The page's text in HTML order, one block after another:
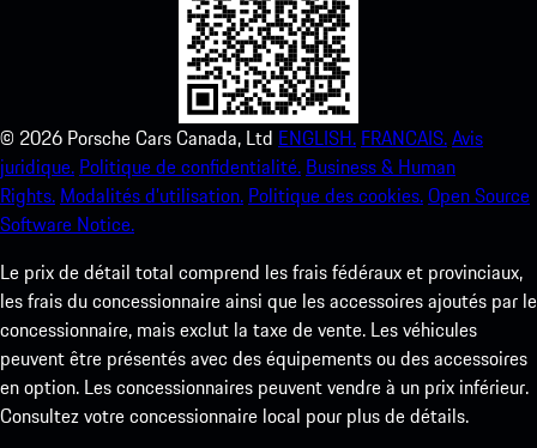
© 2026 Porsche Cars Canada, Ltd ENGLISH. FRANCAIS.Avis
juridique. Politique de confidentialité. Business & Human
Rights. Modalités d’utilisation. Politique des cookies.Open Source
Software Notice.
Le prix de détail total comprend les frais fédéraux et provinciaux,
les frais du concessionnaire ainsi que les accessoires ajoutés par le
concessionnaire, mais exclut la taxe de vente. Les véhicules
peuvent être présentés avec des équipements ou des accessoires
en option. Les concessionnaires peuvent vendre à un prix inférieur.
Consultez votre concessionnaire local pour plus de détails.